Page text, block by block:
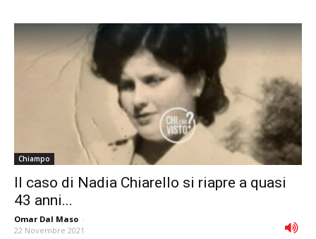
Chiampo
Il caso di Nadia Chiarello si riapre a quasi
43 anni...
Omar Dal Maso -
22 Novembre 2021